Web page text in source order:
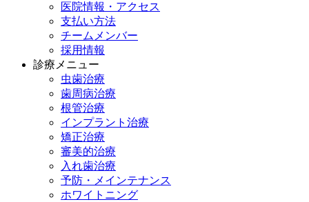
医院情報・アクセス
支払い方法
チームメンバー
採用情報
診療メニュー
虫歯治療
歯周病治療
根管治療
インプラント治療
矯正治療
審美的治療
入れ歯治療
予防・メインテナンス
ホワイトニング